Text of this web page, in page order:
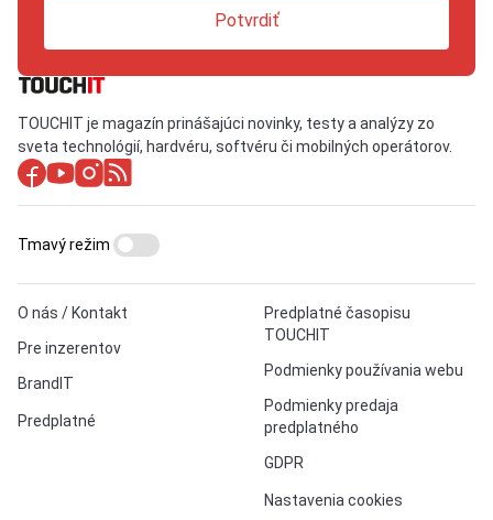
Potvrdiť
TOUCHIT je magazín prinášajúci novinky, testy a analýzy zo
sveta technológií, hardvéru, softvéru či mobilných operátorov.
O nás / Kontakt
Pre inzerentov
BrandIT
Predplatné
Predplatné časopisu
TOUCHIT
Podmienky používania webu
Podmienky predaja
predplatného
GDPR
Nastavenia cookies
Tmavý režim